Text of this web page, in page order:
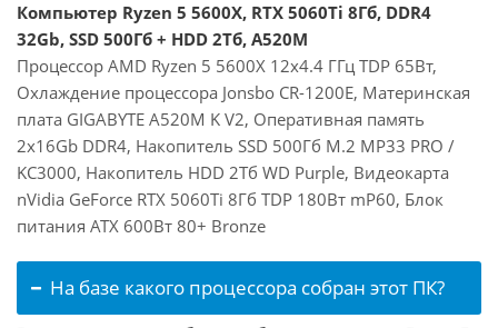
Компьютер Ryzen 5 5600X, RTX 5060Ti 8Гб, DDR4
32Gb, SSD 500Гб + HDD 2Тб, A520M
Процессор AMD Ryzen 5 5600X 12x4.4 ГГц TDP 65Вт,
Охлаждение процессора Jonsbo CR-1200E, Материнская
плата GIGABYTE A520M K V2, Оперативная память
2x16Gb DDR4, Накопитель SSD 500Гб M.2 MP33 PRO /
KC3000, Накопитель HDD 2Тб WD Purple, Видеокарта
nVidia GeForce RTX 5060Ti 8Гб TDP 180Вт mP60, Блок
питания ATX 600Вт 80+ Bronze
На базе какого процессора собран этот ПК?